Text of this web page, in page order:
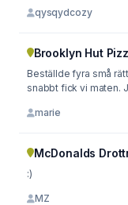
qysqydcozy
Brooklyn Hut
Beställde fyra små rätter i
snabbt fick vi maten.
marie
McDonalds
:)
MZ